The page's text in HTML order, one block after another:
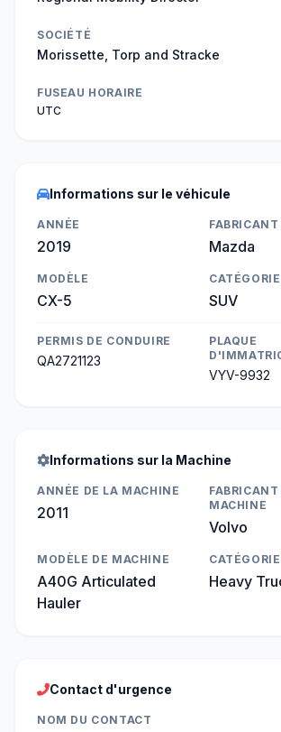
SOCIÉTÉ
Morissette, Torp and Stracke
FUSEAU HORAIRE
UTC
Informations sur le véhicule
ANNÉE
2019
FABRICANT
Mazda
MODÈLE
CX-5
CATÉGORIE
SUV
PERMIS DE CONDUIRE
QA2721123
PLAQUE
VYV-9932
Informations sur la Machine
ANNÉE DE LA MACHINE
2011
FABRICANT
MACHINE
Volvo
MODÈLE DE MACHINE
A40G Articulated
Hauler
Heavy
Contact d'urgence
NOM DU CONTACT